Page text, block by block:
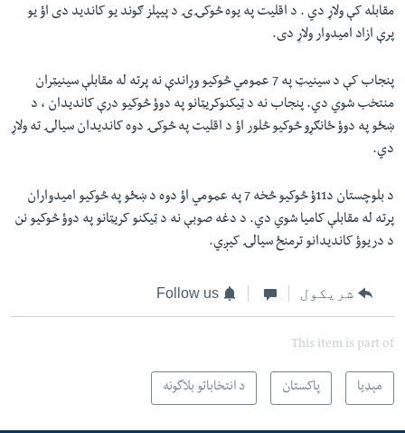
مقابله کې ولاړ دي . د اقلیت په یوه څوکۍۍ د پیپلز ګوند یو کاندید دی اؤ یو
پرې ازاد امیدوار ولاړ دی.
پنجاب کې د سینیټ په 7 عمومي څوکیو وړاندې نه پرته له مقابلې سینیټران
منتخب شوي دي. پنجاب نه د ټیکنوکریټانو په دوؤ څوکیو درې کاندیدان ، د
ښځو په دوؤ ځانګړو څوکیو څلور اؤ د اقلیت په څوکۍ دوه کاندیدان سیالۍ ته ولاړ
دي.
د بلوچستان د11ؤ څوکیو څخه 7 په عمومي اؤ دوه د ښځو په څوکیو امیدواران
پرته له مقابلې کامیا شوي دي. د دغه صوبې نه د ټیکنو کریټانو په دوؤ څوکیو نن
د دریوؤ کاندیدانو ترمنځ سیالۍ کیږي.
شریکول Follow us
This item is part of
مېډیا پاکستان د انتخاباتو بلاگونه